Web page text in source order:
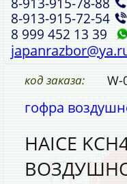
8‑913‑915‑72‑54
8 999 452 13 39
код заказа: W-
гофра
HAICE